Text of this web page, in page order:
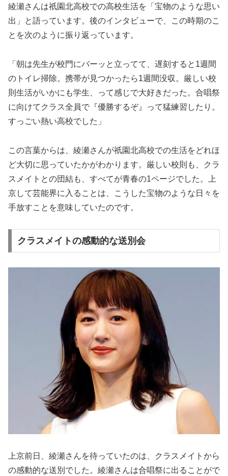
綾瀬さんは祇園北高校での高校生活を「宝物のような思い
出」と語っています。後のインタビューで、この時期のこ
とを次のように振り返っています。
「朝は先生が校門にバーッと立ってて、遅刻すると1週間
のトイレ掃除。携帯が見つかったら1週間没収。厳しい校
則生活がいかにも学生、って感じで大好きだった。合唱祭
に向けてクラス全員で『優勝するぞ』って猛練習したり。
すっごい熱い高校でした」
この言葉からは、綾瀬さんが祇園北高校での生活をどれほ
ど大切に思っていたかがわかります。厳しい校則も、クラ
スメイトとの団結も、すべてが青春の1ページでした。上
京して芸能界に入ることは、こうした宝物のような日々を
手放すことを意味していたのです。
クラスメイトの感動的な送別会
上京前日、綾瀬さんを待っていたのは、クラスメイトから
の感動的な送別でした。綾瀬さんは合唱祭に出ることがで